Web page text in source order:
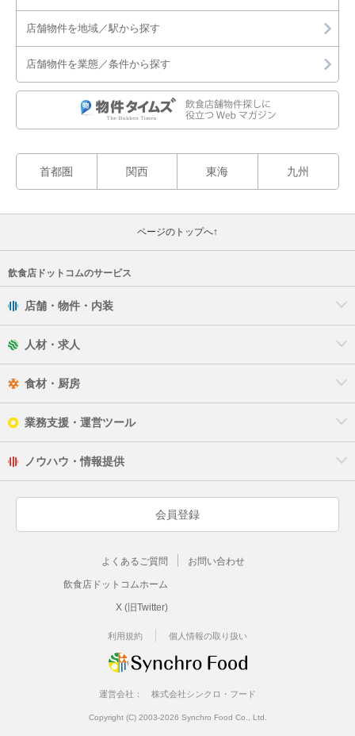
店舗物件を地域／駅から探す
店舗物件を業態／条件から探す
首都圏 関西 東海 九州
ページのトップへ↑
飲食店ドットコムのサービス
店舗・物件・内装
人材・求人
食材・厨房
業務支援・運営ツール
ノウハウ・情報提供
会員登録
よくあるご質問 お問い合わせ
飲食店ドットコムホーム
X (旧Twitter)
利用規約 個人情報の取り扱い
運営会社： 株式会社シンクロ・フード
Copyright (C) 2003-2026 Synchro Food Co., Ltd.